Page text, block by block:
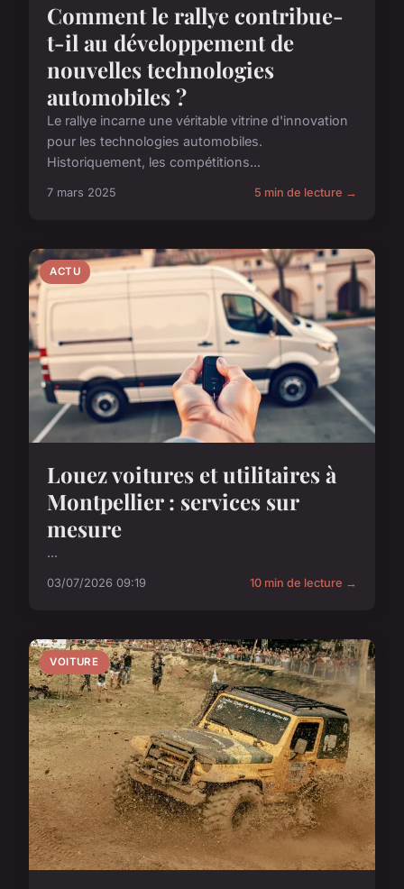
Comment le rallye contribue-
t-il au développement de
nouvelles technologies
automobiles ?
Le rallye incarne une véritable vitrine d'innovation
pour les technologies automobiles.
Historiquement, les compétitions...
7 mars 2025 5 min de lecture →
ACTU
Louez voitures et utilitaires à
Montpellier : services sur
mesure
...
03/07/2026 09:19 10 min de lecture →
VOITURE